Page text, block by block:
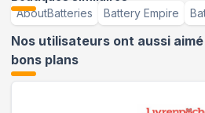
AboutBatteries
Battery Empire
Nos utilisateurs ont aussi
bons plans